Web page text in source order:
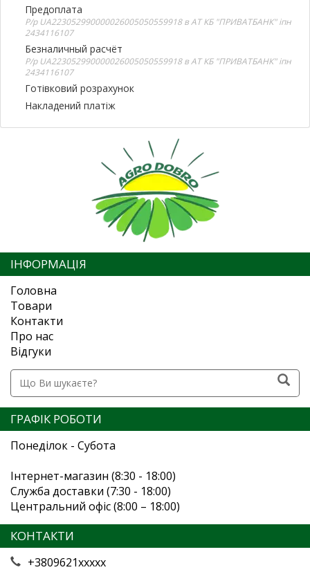
Предоплата
Р/р UA223052990000026005050559918 в АТ КБ "ПРИВАТБАНК" іпн
2434116107
Безналичный расчёт
Р/р UA223052990000026005050559918 в АТ КБ "ПРИВАТБАНК" іпн
2434116107
Готівковий розрахунок
Накладений платіж
ІНФОРМАЦІЯ
Головна
Товари
Контакти
Про нас
Відгуки
ГРАФІК РОБОТИ
Понеділок - Субота
Інтернет-магазин (8:30 - 18:00)
Служба доставки (7:30 - 18:00)
Центральний офіс (8:00 – 18:00)
КОНТАКТИ
+3809621xxxxx